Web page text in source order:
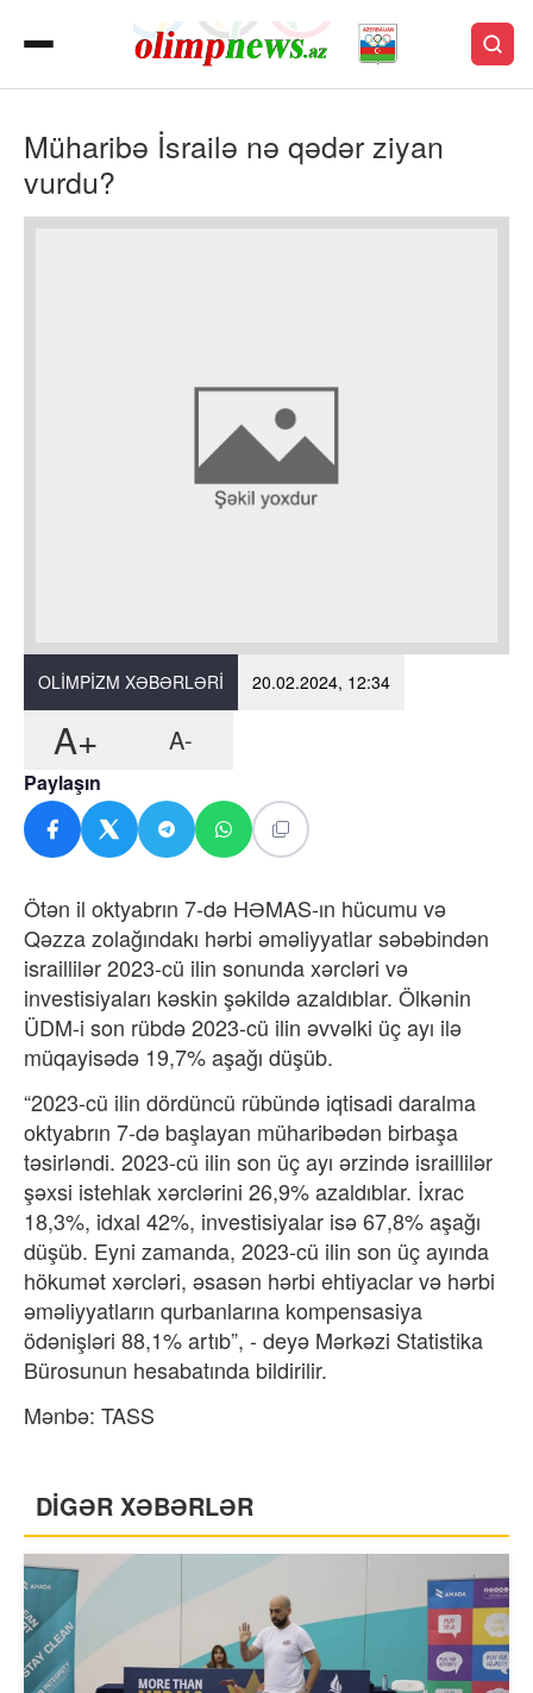
Müharibə İsrailə nə qədər ziyan
vurdu?
OLIMPIZM XƏBƏRLƏRI 20.02.2024, 12:34
A+ A-
Paylaşın
Ötən il oktyabrın 7-də HƏMAS-ın hücumu və
Qəzza zolağındakı hərbi əməliyyatlar səbəbindən
israillilər 2023-cü ilin sonunda xərcləri və
investisiyaları kəskin şəkildə azaldıblar. Ölkənin
ÜDM-i son rübdə 2023-cü ilin əvvəlki üç ayı ilə
müqayisədə 19,7% aşağı düşüb.
“2023-cü ilin dördüncü rübündə iqtisadi daralma
oktyabrın 7-də başlayan müharibədən birbaşa
təsirləndi. 2023-cü ilin son üç ayı ərzində israillilər
şəxsi istehlak xərclərini 26,9% azaldıblar. İxrac
18,3%, idxal 42%, investisiyalar isə 67,8% aşağı
düşüb. Eyni zamanda, 2023-cü ilin son üç ayında
hökumət xərcləri, əsasən hərbi ehtiyaclar və hərbi
əməliyyatların qurbanlarına kompensasiya
ödənişləri 88,1% artıb”, - deyə Mərkəzi Statistika
Bürosunun hesabatında bildirilir.
Mənbə: TASS
DİGƏR XƏBƏRLƏR